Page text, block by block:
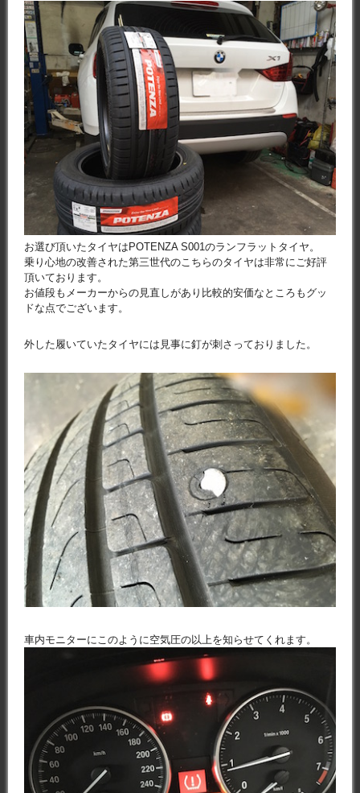
お選び頂いたタイヤはPOTENZA S001のランフラットタイヤ。
乗り心地の改善された第三世代のこちらのタイヤは非常にご好評
頂いております。
お値段もメーカーからの見直しがあり比較的安価なところもグッ
ドな点でございます。
外した履いていたタイヤには見事に釘が刺さっておりました。
車内モニターにこのように空気圧の以上を知らせてくれます。